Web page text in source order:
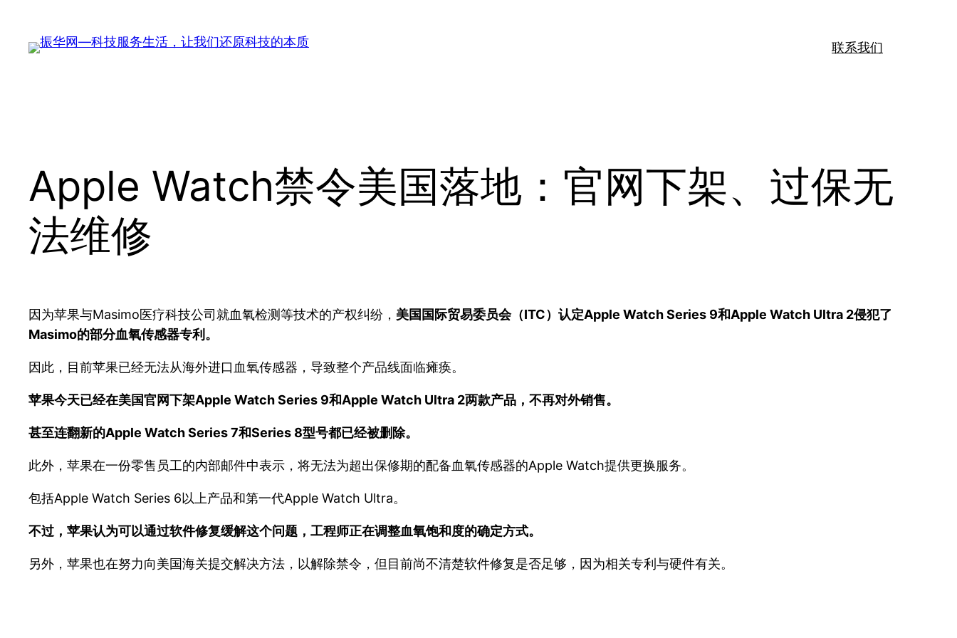
联系我们
Apple Watch禁令美国落地：官网下架、过保无
法维修
因为苹果与Masimo医疗科技公司就血氧检测等技术的产权纠纷， 美国国际贸易委员会（ITC）认定Apple Watch Series 9和Apple Watch Ultra 2侵犯了
Masimo的部分血氧传感器专利。
因此，目前苹果已经无法从海外进口血氧传感器，导致整个产品线面临瘫痪。
苹果今天已经在美国官网下架Apple Watch Series 9和Apple Watch Ultra 2两款产品，不再对外销售。
甚至连翻新的Apple Watch Series 7和Series 8型号都已经被删除。
此外，苹果在一份零售员工的内部邮件中表示，将无法为超出保修期的配备血氧传感器的Apple Watch提供更换服务。
包括Apple Watch Series 6以上产品和第一代Apple Watch Ultra。
不过，苹果认为可以通过软件修复缓解这个问题，工程师正在调整血氧饱和度的确定方式。
另外，苹果也在努力向美国海关提交解决方法，以解除禁令，但目前尚不清楚软件修复是否足够，因为相关专利与硬件有关。